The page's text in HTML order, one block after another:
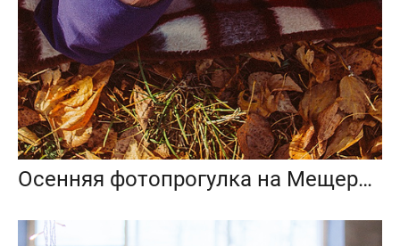
Осенняя фотопрогулка на Мещерском озере